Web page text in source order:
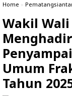
Home »
Wakil
Umum
Tahun